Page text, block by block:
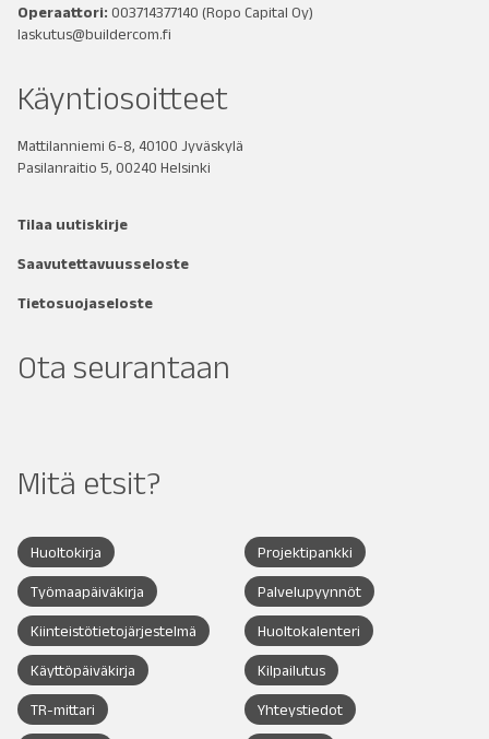
Operaattori: 003714377140 (Ropo Capital Oy)
laskutus@buildercom.fi
Käyntiosoitteet
Mattilanniemi 6-8, 40100 Jyväskylä
Pasilanraitio 5, 00240 Helsinki
Tilaa uutiskirje
Saavutettavuusseloste
Tietosuojaseloste
Ota seurantaan
Mitä etsit?
Huoltokirja Projektipankki
Työmaapäiväkirja Palvelupyynnöt
Kiinteistötietojärjestelmä Huoltokalenteri
Käyttöpäiväkirja Kilpailutus
TR-mittari Yhteystiedot